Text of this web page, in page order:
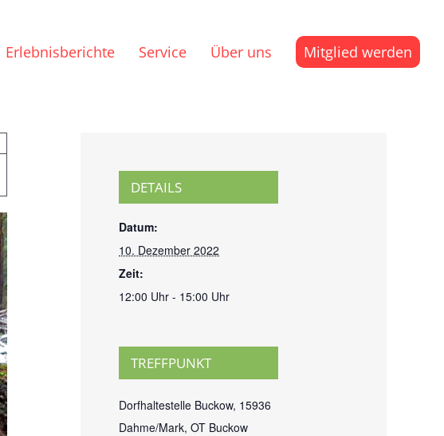
Erlebnisberichte Service Über uns Mitglied werden
DETAILS
Datum:
10. Dezember 2022
Zeit:
12:00 Uhr - 15:00 Uhr
TREFFPUNKT
Dorfhaltestelle Buckow, 15936
Dahme/Mark, OT Buckow